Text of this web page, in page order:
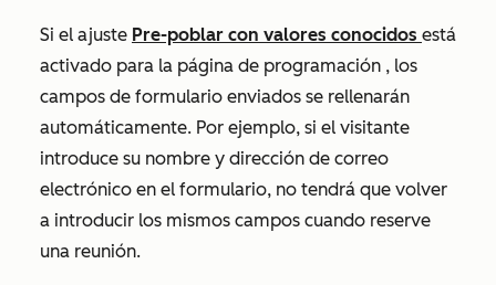
Si el ajuste Pre-poblar con valores conocidos está
activado para la página de programación , los
campos de formulario enviados se rellenarán
automáticamente. Por ejemplo, si el visitante
introduce su nombre y dirección de correo
electrónico en el formulario, no tendrá que volver
a introducir los mismos campos cuando reserve
una reunión.